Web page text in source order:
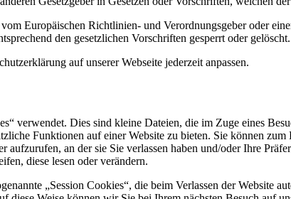
Europäischen Richtlinien- und Verordnungsgeber oder
den gesetzlichen Vorschriften gesperrt oder gelöscht.
auf unserer Webseite jederzeit anpassen.
verwendet. Dies sind kleine Dateien, die im Zuge eines
Funktionen auf einer Website zu bieten. Sie können
aufzurufen, an der sie Sie verlassen haben und/oder Ihre
diese lesen oder verändern.
„Session Cookies“, die beim Verlassen der Website